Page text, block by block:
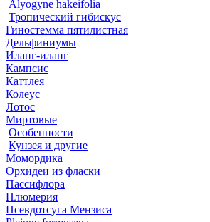
Alyogyne hakeifolia
Тропический гибискус
Гиностемма пятилистная
Дельфиниумы
Иланг-иланг
Кампсис
Каттлея
Колеус
Лотос
Миртовые
Особенности
Кунзея и другие
Момордика
Орхидеи из фласки
Пассифлора
Плюмерия
Псевдотсуга Мензиса